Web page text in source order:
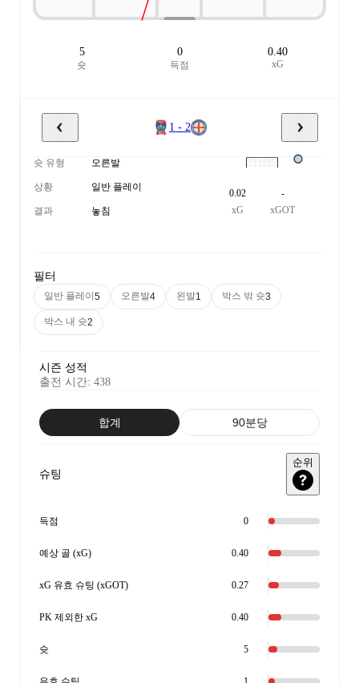
5
슛
0
득점
0.40
xG
1 - 2
슛 유형 오른발
상황 일반 플레이
결과 놓침
0.02
xG
-
xGOT
필터
일반 플레이 5 오른발4 왼발1 박스 밖 슛3
박스 내 슛2
시즌 성적
출전 시간: 438
합계 90분당
슈팅
순위
득점 0
예상 골 (xG) 0.40
xG 유효 슈팅 (xGOT) 0.27
PK 제외한 xG 0.40
슛 5